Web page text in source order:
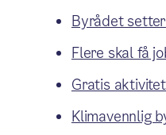
Byrådet
Flere skal få
Gratis
Klimavennlig